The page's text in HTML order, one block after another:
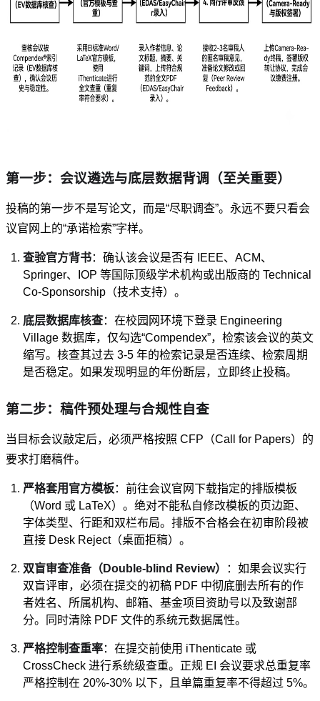
第一步：会议遴选与底层数据背调（至关重要）
投稿的第一步不是写论文，而是“尽职调查”。永远不要只看会
议官网上的“承诺检索”字样。
查验官方背书：确认该会议是否有 IEEE、ACM、
Springer、IOP 等国际顶级学术机构或出版商的 Technical
Co-Sponsorship（技术支持）。
底层数据库核查：在校园网环境下登录 Engineering
Village 数据库，仅勾选“Compendex”，检索该会议的英文
缩写。核查其过去 3-5 年的检索记录是否连续、检索周期
是否稳定。如果发现明显的年份断层，立即终止投稿。
第二步：稿件预处理与合规性自查
当目标会议敲定后，必须严格按照 CFP（Call for Papers）的
要求打磨稿件。
严格套用官方模板：前往会议官网下载指定的排版模板
（Word 或 LaTeX）。绝对不能私自修改模板的页边距、
字体类型、行距和双栏布局。排版不合格会在初审阶段被
直接 Desk Reject（桌面拒稿）。
双盲审查准备（Double-blind Review）
：如果会议实行
双盲评审，必须在提交的初稿 PDF 中彻底删去所有的作
者姓名、所属机构、邮箱、基金项目资助号以及致谢部
分。同时清除 PDF 文件的系统元数据属性。
严格控制查重率：在提交前使用 iThenticate 或
CrossCheck 进行系统级查重。正规 EI 会议要求总重复率
严格控制在 20%-30% 以下，且单篇重复率不得超过 5%。